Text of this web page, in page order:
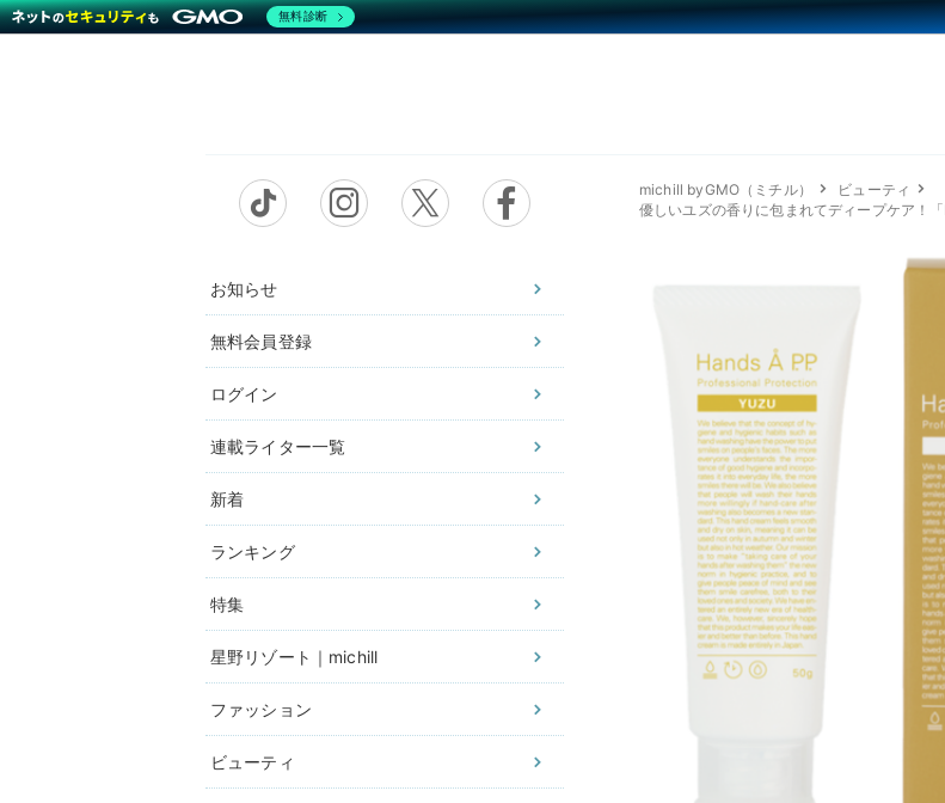
お知らせ
無料会員登録
ログイン
連載ライター一覧
新着
ランキング
特集
星野リゾート｜michill
ファッション
ビューティ
michill byGMO（ミチル）
ビューティ
優しいユズの香りに包まれてディープケア！
無料診断